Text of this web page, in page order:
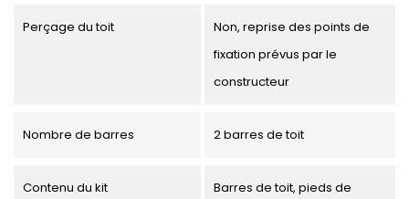
Perçage du toit
Non, reprise des points de
fixation prévus par le
constructeur
Nombre de barres 2 barres de toit
Contenu du kit
Barres de toit, pieds de